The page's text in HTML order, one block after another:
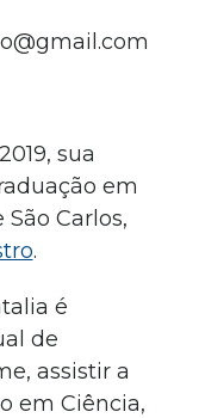
sua
em
Carlos,
.
é
de
assistir a
em Ciência,